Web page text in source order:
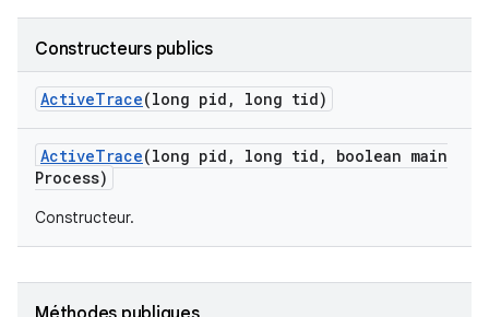
Constructeurs publics
ActiveTrace(long pid , long tid)
ActiveTrace(long pid , long tid ,
boolean main
Process)
Constructeur.